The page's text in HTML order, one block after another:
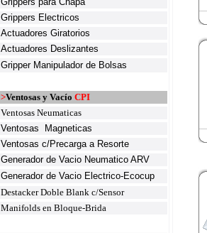
Grippers Electricos
Actuadores Giratorios
Actuadores Deslizantes
Gripper Manipulador de Bolsas
>Ventosas y VacíoCPI
Ventosas Neumaticas
Ventosas Magneticas
Ventosas c/Precarga a Resorte
Generador de Vacio Neumatico ARV
Generador de Vacio Electrico-Ecocup
Destacker Doble Blank c/Sensor
Manifolds en Bloque-Brida